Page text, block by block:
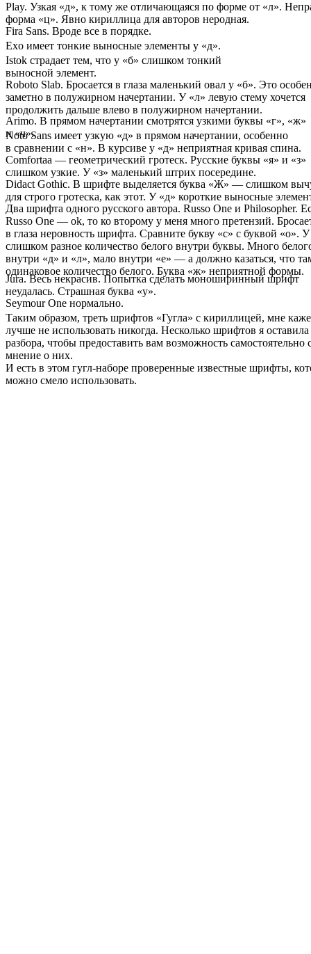
Play. Узкая «д», к тому же отличающаяся по форме от «л».
форма «ц». Явно кириллица для авторов неродная.
Fira Sans. Вроде все в порядке.
Exo имеет тонкие выносные элементы у «д».
Istok страдает тем, что у «б» слишком тонкий
выносной элемент.
Roboto Slab. Бросается в глаза маленький овал у «б». Это
заметно в полужирном начертании. У «л» левую стему хочется
продолжить дальше влево в полужирном начертании.
Arimo. В прямом начертании смотрятся узкими буквы «г», «ж»
и «ч».
Noto Sans имеет узкую «д» в прямом начертании, особенно
в сравнении с «н». В курсиве у «д» неприятная кривая спина.
Comfortaa — геометрический гротеск. Русские буквы «я» и «з»
слишком узкие. У «з» маленький штрих посередине.
Didact Gothic. В шрифте выделяется буква «Ж» — слишком
для строго гротеска, как этот. У «д» короткие выносные
Два шрифта одного русского автора. Russo One и Philosopher.
Russo One — ok, то ко второму у меня много претензий.
в глаза неровность шрифта. Сравните букву «с» с буквой «о».
слишком разное количество белого внутри буквы. Много
внутри «д» и «л», мало внутри «е» — а должно казаться, что
одинаковое количество белого. Буква «ж» неприятной формы.
Jura. Весь некрасив. Попытка сделать моноширинный шрифт
неудалась. Страшная буква «у».
Seymour One нормально.
Таким образом, треть шрифтов «Гугла» с кириллицей, мне
лучше не использовать никогда. Несколько шрифтов я оставила
разбора, чтобы предоставить вам возможность самостоятельно
мнение о них.
И есть в этом гугл-наборе проверенные известные шрифты,
можно смело использовать.